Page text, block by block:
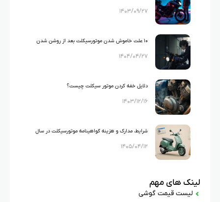
۲۰۲۶
۱۴۰۳/۰۹/۲۷
۱۰ علت خاموش شدن موتورسیکلت بعد از روشن شدن
۱۴۰۴/۰۴/۲۷
دلایل خفه کردن موتور سیکلت چیست؟
۱۴۰۳/۱۲/۱۶
شرایط، مدارک و هزینه گواهینامه موتورسیکلت در سال
۱۴۰۵
۱۴۰۵/۰۴/۱۲
لینک های مهم
لیست قیمت گوشی